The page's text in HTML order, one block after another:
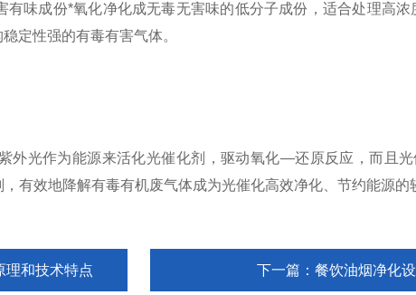
成份*氧化净化成无毒无害味的低分子成份，适合处理高浓
定性强的有毒有害气体。
光作为能源来活化光催化剂，驱动氧化—还原反应，而且光
有效地降解有毒有机废气体成为光催化高效净化、节约能源的
理和技术特点 下一篇： 餐饮油烟净化